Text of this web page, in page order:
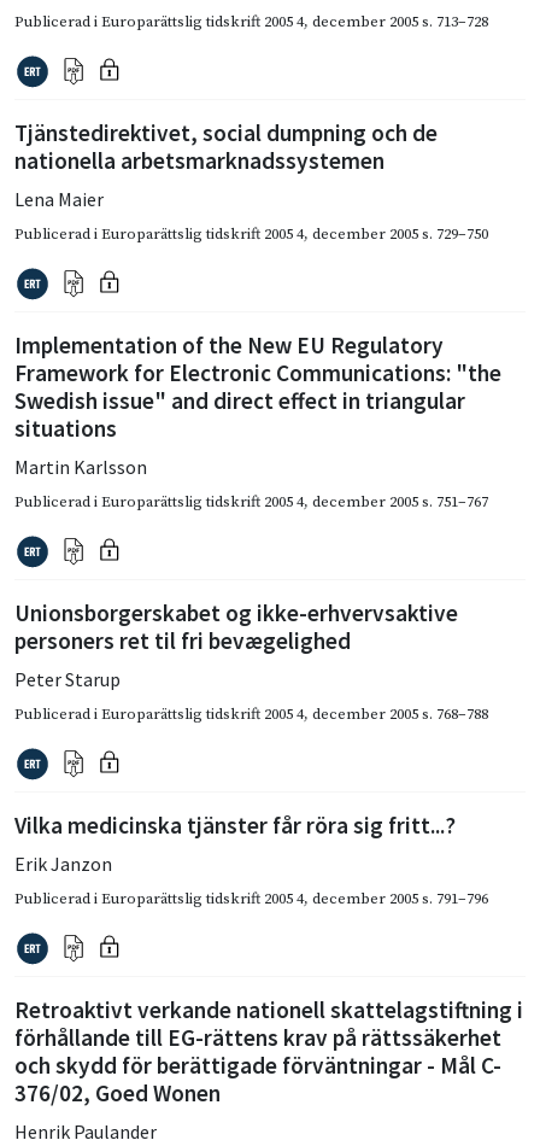
Publicerad iEuroparättslig tidskrift 2005 4, december 2005s. 713–728
Tjänstedirektivet, social dumpning och de
nationella arbetsmarknadssystemen
Lena Maier
Publicerad iEuroparättslig tidskrift 2005 4, december 2005s. 729–750
Implementation of the New EU Regulatory
Framework for Electronic Communications: "the
Swedish issue" and direct effect in triangular
situations
Martin Karlsson
Publicerad iEuroparättslig tidskrift 2005 4, december 2005s. 751–767
Unionsborgerskabet og ikke-erhvervsaktive
personers ret til fri bevægelighed
Peter Starup
Publicerad iEuroparättslig tidskrift 2005 4, december 2005s. 768–788
Vilka medicinska tjänster får röra sig fritt...?
Erik Janzon
Publicerad iEuroparättslig tidskrift 2005 4, december 2005s. 791–796
Retroaktivt verkande nationell skattelagstiftning i
förhållande till EG-rättens krav på rättssäkerhet
och skydd för berättigade förväntningar - Mål C-
376/02, Goed Wonen
Henrik Paulander